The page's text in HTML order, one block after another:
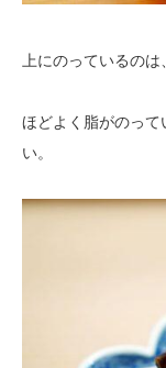
上にのっているの
ほどよく脂がのって
い。